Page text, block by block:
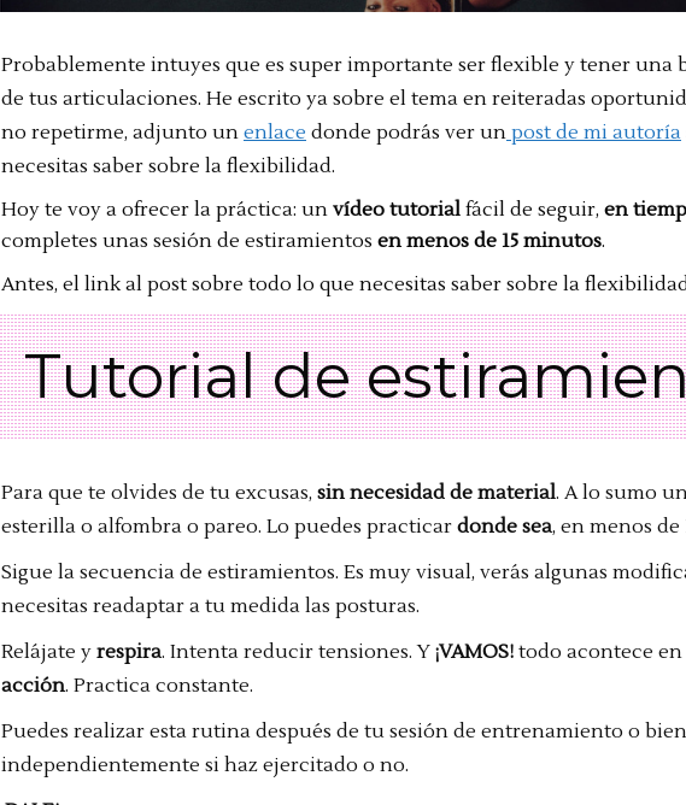
Probablemente intuyes que es super importante ser flexible y tener una
de tus articulaciones. He escrito ya sobre el tema en reiteradas
no repetirme, adjunto un enlace donde podrás ver un post de mi autoría
necesitas saber sobre la flexibilidad.
Hoy te voy a ofrecer la práctica: un vídeo tutorial fácil de seguir, en
completes unas sesión de estiramientos en menos de 15 minutos.
Antes, el link al post sobre todo lo que necesitas saber sobre la
Tutorial de
Para que te olvides de tu excusas, sin necesidad de material. A lo sumo
esterilla o alfombra o pareo. Lo puedes practicar donde sea, en menos de
Sigue la secuencia de estiramientos. Es muy visual, verás algunas
necesitas readaptar a tu medida las posturas.
Relájate y respira. Intenta reducir tensiones. Y ¡VAMOS! todo acontece
acción. Practica constante.
Puedes realizar esta rutina después de tu sesión de entrenamiento o
independientemente si haz ejercitado o no.